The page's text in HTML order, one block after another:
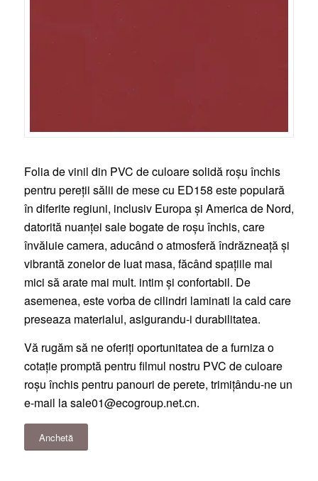
Folia de vinil din PVC de culoare solidă roșu închis
pentru pereții sălii de mese cu ED158 este populară
în diferite regiuni, inclusiv Europa și America de Nord,
datorită nuanței sale bogate de roșu închis, care
învăluie camera, aducând o atmosferă îndrăzneață și
vibrantă zonelor de luat masa, făcând spațiile mai
mici să arate mai mult. intim și confortabil. De
asemenea, este vorba de cilindri laminati la cald care
preseaza materialul, asigurandu-i durabilitatea.
Vă rugăm să ne oferiți oportunitatea de a furniza o
cotație promptă pentru filmul nostru PVC de culoare
roșu închis pentru panouri de perete, trimițându-ne un
e-mail lasale01@ecogroup.net.cn.
Anchetă